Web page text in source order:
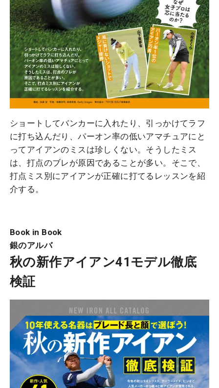
ショートしてバンカーに入れたり、引っかけてラフ
に打ち込んだり、パーオン率の低いアマチュアにと
ってアイアンのミスは珍しくない。そうしたミス
は、打点のブレが原因であることが多い。そこで、
打点ミス別にアイアンが正確に打てるレッスンを紹
介する。
Book in Book
銀のアルバ
秋の新作アイアン41モデル徹底
検証